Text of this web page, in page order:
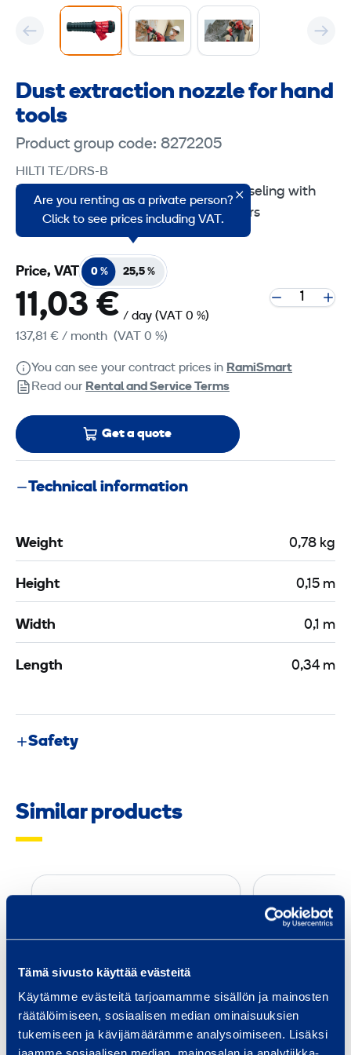
Tämä sivusto käyttää evästeitä
Käytämme evästeitä tarjoamamme sisällön ja mainosten
räätälöimiseen, sosiaalisen median ominaisuuksien
tukemiseen ja kävijämäärämme analysoimiseen. Lisäksi
Dust extraction nozzle for hand
tools
Product group code: 8272205
HILTI TE/DRS-B
Dust removal system for concrete chiseling with
Hilti SDS Max (TE-Y) and TE-S breakers
Are you renting as a private person?
Click to see prices including VAT.
Price, VAT 0 % 25,5 %
11,03 € / day (VAT 0 %)
137,81 € / month (VAT 0 %)
You can see your contract prices in RamiSmart
Read our Rental and Service Terms
Get a quote
Technical information
Weight 0,78 kg
Height 0,15 m
Width 0,1 m
Length 0,34 m
Safety
Similar products
i
d
e
D
Carbide Drill Bit 12-
18 mm
Tools